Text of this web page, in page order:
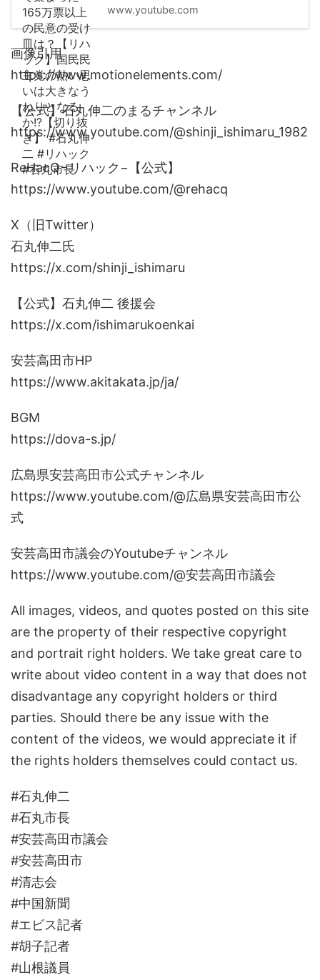
www.youtube.com
画像引用
https://www.motionelements.com/
【公式】石丸伸二のまるチャンネル
https://www.youtube.com/@shinji_ishimaru_1982
ReHacQ−リハック−【公式】
https://www.youtube.com/@rehacq
X（旧Twitter）
石丸伸二氏
https://x.com/shinji_ishimaru
【公式】石丸伸二 後援会
https://x.com/ishimarukoenkai
安芸高田市HP
https://www.akitakata.jp/ja/
BGM
https://dova-s.jp/
広島県安芸高田市公式チャンネル
https://www.youtube.com/@広島県安芸高田市公
式
安芸高田市議会のYoutubeチャンネル
https://www.youtube.com/@安芸高田市議会
All images, videos, and quotes posted on this site
are the property of their respective copyright
and portrait right holders. We take great care to
write about video content in a way that does not
disadvantage any copyright holders or third
parties. Should there be any issue with the
content of the videos, we would appreciate it if
the rights holders themselves could contact us.
#石丸伸二
#石丸市長
#安芸高田市議会
#安芸高田市
#清志会
#中国新聞
#エビス記者
#胡子記者
#山根議員